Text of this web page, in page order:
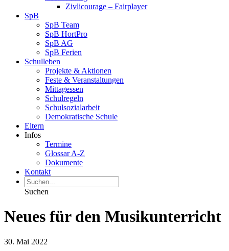
Zivlicourage – Fairplayer
SpB
SpB Team
SpB HortPro
SpB AG
SpB Ferien
Schulleben
Projekte & Aktionen
Feste & Veranstaltungen
Mittagessen
Schulregeln
Schulsozialarbeit
Demokratische Schule
Eltern
Infos
Termine
Glossar A-Z
Dokumente
Kontakt
Suchen
Neues für den Musikunterricht
30. Mai 2022